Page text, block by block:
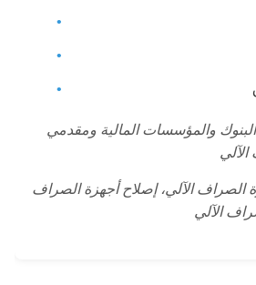
البنوك والمؤسسات المالية ومقدمي
الصراف الآلي، إصلاح أجهزة الصراف
الآلي